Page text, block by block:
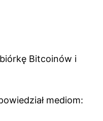
Bitcoinów i
mediom: